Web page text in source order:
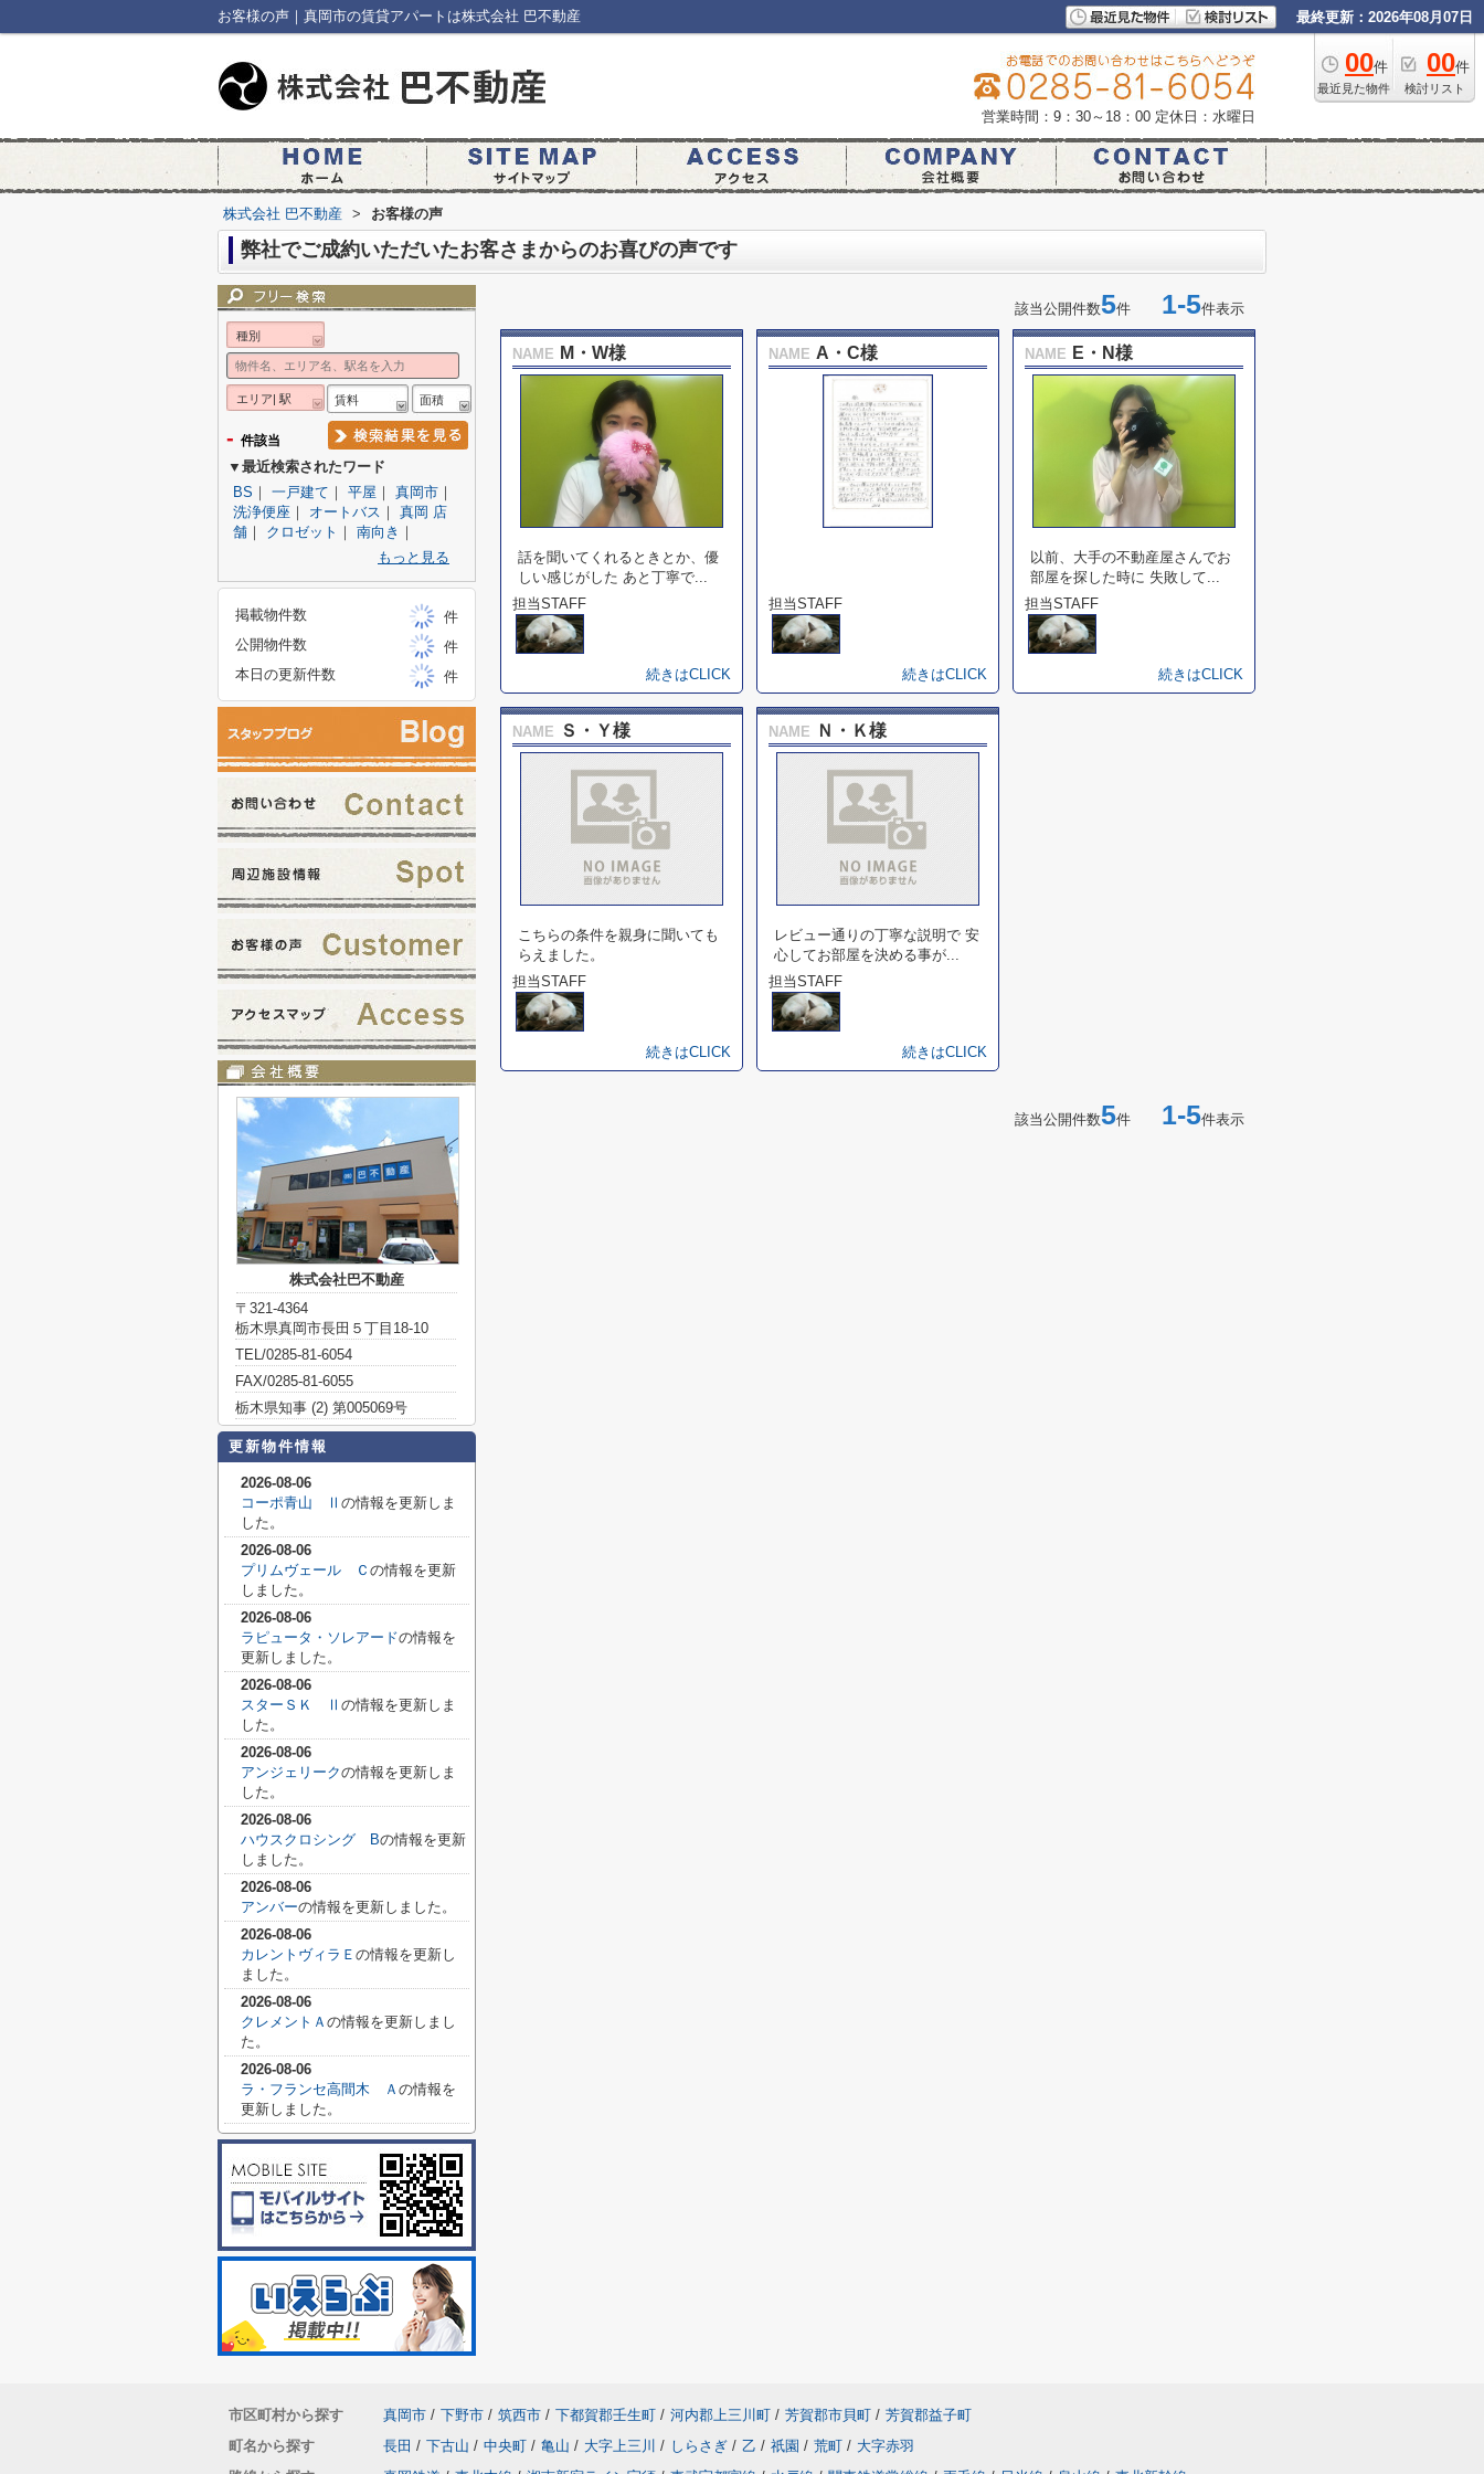
お客様の声｜真岡市の賃貸アパートは株式会社 巴不動産 最終更新：2026年08月07日
00件
最近見た物件
00件
検討リスト
営業時間：9：30～18：00 定休日：水曜日
株式会社 巴不動産 > お客様の声
弊社でご成約いただいたお客さまからのお喜びの声です
該当公開件数5件 1-5件表示
NAME M・W様
話を聞いてくれるときとか、優
しい感じがした あと丁寧で...
担当STAFF
続きはCLICK
NAME A・C様
担当STAFF
続きはCLICK
NAME E・N様
以前、大手の不動産屋さんでお
部屋を探した時に 失敗して...
担当STAFF
続きはCLICK
NAME Ｓ・Ｙ様
こちらの条件を親身に聞いても
らえました。
担当STAFF
続きはCLICK
NAME Ｎ・Ｋ様
レビュー通りの丁寧な説明で 安
心してお部屋を決める事が...
担当STAFF
続きはCLICK
該当公開件数5件 1-5件表示
種別
エリア| 駅 賃料 面積
- 件該当
▼最近検索されたワード
BS ｜ 一戸建て ｜ 平屋 ｜ 真岡市 ｜
洗浄便座 ｜ オートバス ｜ 真岡 店
舗 ｜ クロゼット ｜ 南向き ｜
もっと見る
掲載物件数
件
公開物件数
件
本日の更新件数
件
株式会社巴不動産
〒321-4364
栃木県真岡市長田５丁目18-10
TEL/0285-81-6054
FAX/0285-81-6055
栃木県知事 (2) 第005069号
更新物件情報
2026-08-06
コーポ青山 Ⅱ の情報を更新しま
した。
2026-08-06
プリムヴェール Ｃ の情報を更新
しました。
2026-08-06
ラピュータ・ソレアードの情報を
更新しました。
2026-08-06
スターＳＫ Ⅱ の情報を更新しま
した。
2026-08-06
アンジェリークの情報を更新しま
した。
2026-08-06
ハウスクロシング Bの情報を更新
しました。
2026-08-06
アンバーの情報を更新しました。
2026-08-06
カレントヴィラＥ の情報を更新し
ました。
2026-08-06
クレメントＡ の情報を更新しまし
た。
2026-08-06
ラ・フランセ高間木 Ａ の情報を
更新しました。
市区町村から探す 真岡市 / 下野市 / 筑西市 / 下都賀郡壬生町 / 河内郡上三川町 / 芳賀郡市貝町 / 芳賀郡益子町
町名から探す
長田 / 下古山 / 中央町 / 亀山 / 大字上三川 / しらさぎ / 乙 / 祇園 / 荒町 / 大字赤羽